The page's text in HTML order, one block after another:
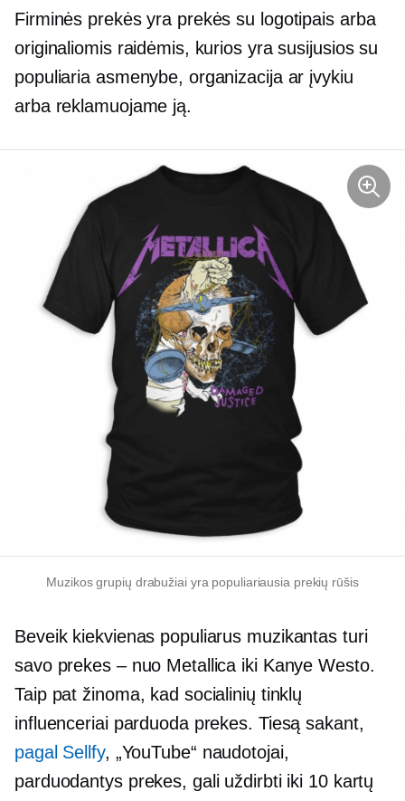
Firminės prekės yra prekės su logotipais arba
originaliomis raidėmis, kurios yra susijusios su
populiaria asmenybe, organizacija ar įvykiu
arba reklamuojame ją.
Muzikos grupių drabužiai yra populiariausia prekių rūšis
Beveik kiekvienas populiarus muzikantas turi
savo prekes – nuo ​​Metallica iki Kanye Westo.
Taip pat žinoma, kad socialinių tinklų
influenceriai parduoda prekes. Tiesą sakant,
pagal Sellfy, „YouTube“ naudotojai,
parduodantys prekes, gali uždirbti iki 10 kartų